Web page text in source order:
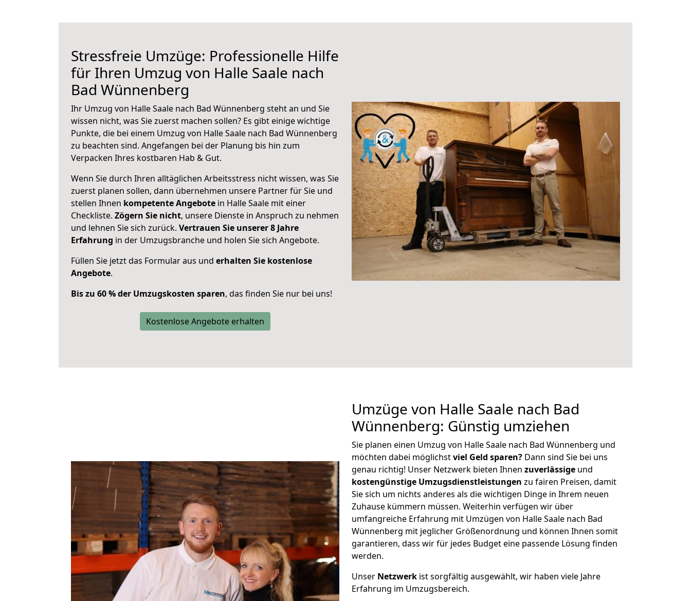
Stressfreie Umzüge: Professionelle Hilfe
für Ihren Umzug von Halle Saale nach
Bad Wünnenberg
Ihr Umzug von Halle Saale nach Bad Wünnenberg steht an und Sie
wissen nicht, was Sie zuerst machen sollen? Es gibt einige wichtige
Punkte, die bei einem Umzug von Halle Saale nach Bad Wünnenberg
zu beachten sind. Angefangen bei der Planung bis hin zum
Verpacken Ihres kostbaren Hab & Gut.
Wenn Sie durch Ihren alltäglichen Arbeitsstress nicht wissen, was Sie
zuerst planen sollen, dann übernehmen unsere Partner für Sie und
stellen Ihnen kompetente Angebote in Halle Saale mit einer
Checkliste. Zögern Sie nicht, unsere Dienste in Anspruch zu nehmen
und lehnen Sie sich zurück. Vertrauen Sie unserer 8 Jahre
Erfahrung in der Umzugsbranche und holen Sie sich Angebote.
Füllen Sie jetzt das Formular aus und erhalten Sie kostenlose
Angebote.
Bis zu 60 % der Umzugskosten sparen, das finden Sie nur bei uns!
Kostenlose Angebote erhalten
Umzüge von Halle Saale nach Bad
Wünnenberg: Günstig umziehen
Sie planen einen Umzug von Halle Saale nach Bad Wünnenberg und
möchten dabei möglichstviel Geld sparen? Dann sind Sie bei uns
genau richtig! Unser Netzwerk bieten Ihnen zuverlässige und
kostengünstige Umzugsdienstleistungen zu fairen Preisen, damit
Sie sich um nichts anderes als die wichtigen Dinge in Ihrem neuen
Zuhause kümmern müssen. Weiterhin verfügen wir über
umfangreiche Erfahrung mit Umzügen von Halle Saale nach Bad
Wünnenberg mit jeglicher Größenordnung und können Ihnen somit
garantieren, dass wir für jedes Budget eine passende Lösung finden
werden.
Unser Netzwerk ist sorgfältig ausgewählt, wir haben viele Jahre
Erfahrung im Umzugsbereich.